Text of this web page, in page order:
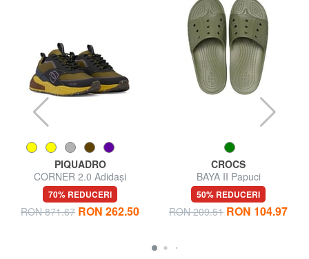
PIQUADRO
CORNER 2.0 Adidași
70% REDUCERI
RON 871.67 RON 262.50
CROCS
BAYA II Papuci
50% REDUCERI
RON 209.51 RON 104.97